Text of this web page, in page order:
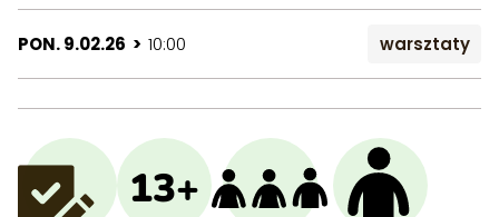
PON. 9.02.26 > 10:00 warsztaty
13+